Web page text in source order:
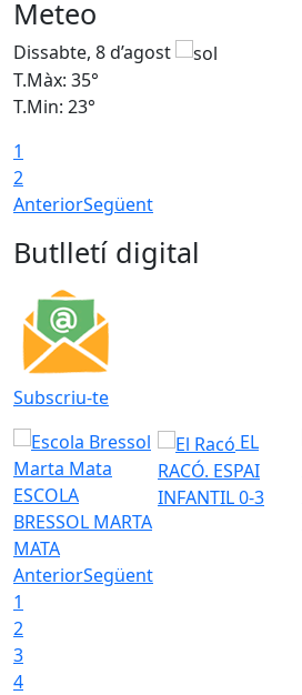
Meteo
Dissabte, 8 d’agost
T.Màx: 35°
T.Min: 23°
1
2
AnteriorSegüent
Butlletí digital
Subscriu-te
ESCOLA
BRESSOL MARTA
MATA
EL
RACÓ. ESPAI
INFANTIL 0-3
AnteriorSegüent
1
2
3
4